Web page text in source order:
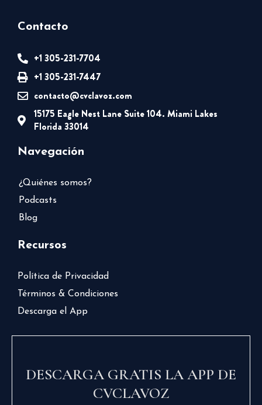
Contacto
+1 305-231-7704
+1 305-231-7447
contacto@cvclavoz.com
15175 Eagle Nest Lane Suite 104. Miami Lakes
Florida 33014
Navegación
¿Quiénes somos?
Podcasts
Blog
Recursos
Política de Privacidad
Términos & Condiciones
Descarga el App
DESCARGA GRATIS LA APP DE
CVCLAVOZ